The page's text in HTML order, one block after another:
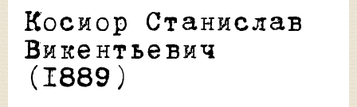
Косиор Станислав
Викентьевич
(1889)